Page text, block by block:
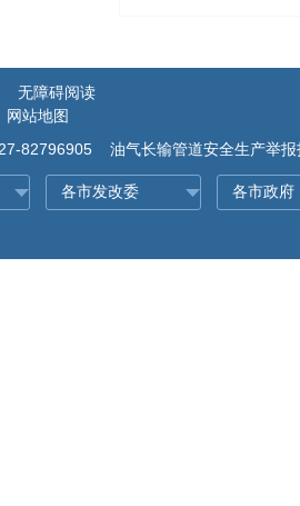
无障碍阅读
网站地图
82796905 油气长输管道安全生产举